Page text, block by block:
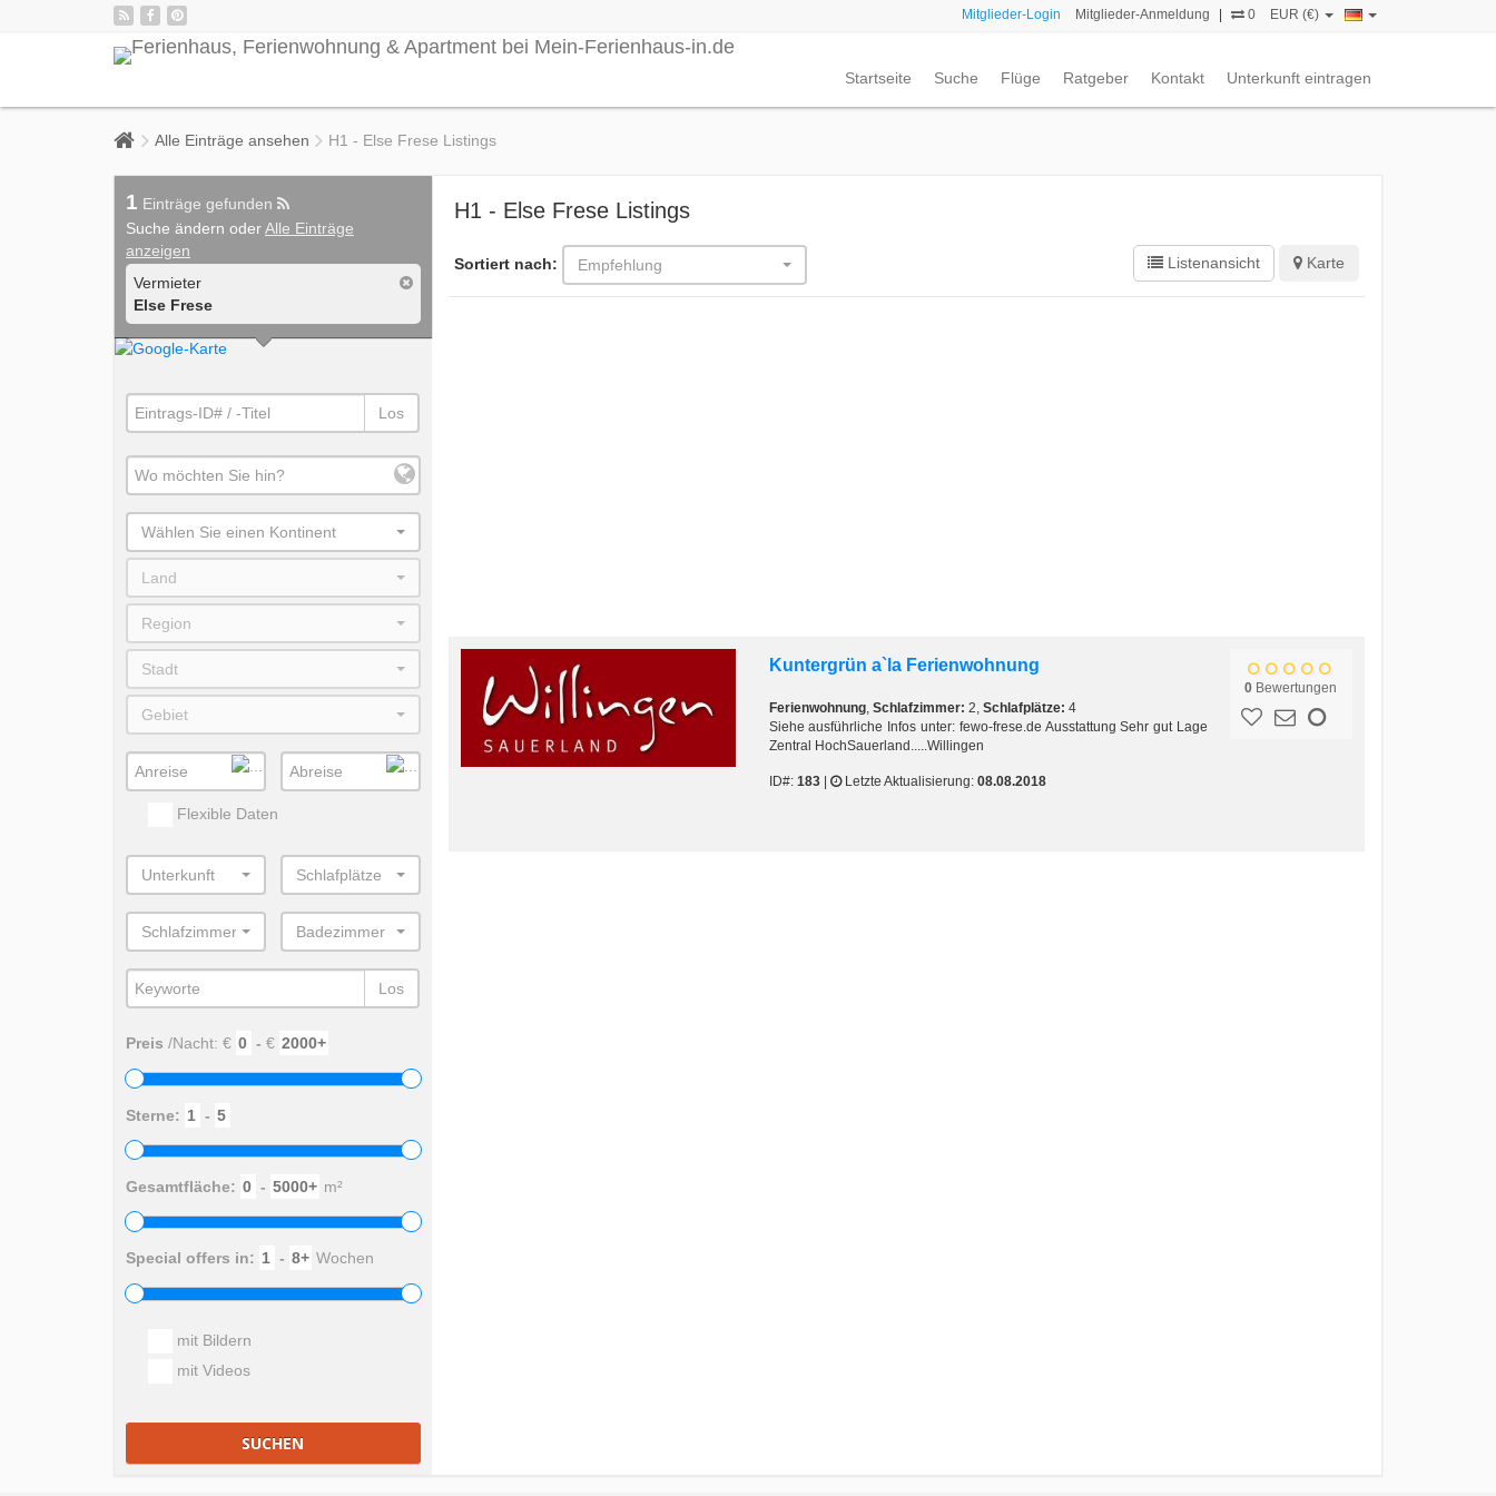
Mitglieder-Login Mitglieder-Anmeldung 0 EUR (€)
Startseite Suche Flüge Ratgeber Kontakt Unterkunft eintragen
Alle Einträge ansehen H1 - Else Frese Listings
H1 - Else Frese Listings
Sortiert nach: Empfehlung Listenansicht Karte
Kuntergrün a`la Ferienwohnung
Ferienwohnung, Schlafzimmer: 2, Schlafplätze: 4
Siehe ausführliche Infos unter: fewo-frese.de Ausstattung Sehr gut Lage
Zentral HochSauerland.....Willingen
ID#: 183| Letzte Aktualisierung: 08.08.2018
0 Bewertungen
1 Einträge gefunden
Suche ändern oderAlle Einträge
anzeigen
Vermieter
Else Frese
Los
Wählen Sie einen Kontinent
Land
Region
Stadt
Gebiet
Flexible Daten
Unterkunft Schlafplätze
Schlafzimmer Badezimmer
Los
Preis /Nacht: € - €
Sterne: -
Gesamtfläche: - m²
Special offers in: - Wochen
mit Bildern
mit Videos
SUCHEN